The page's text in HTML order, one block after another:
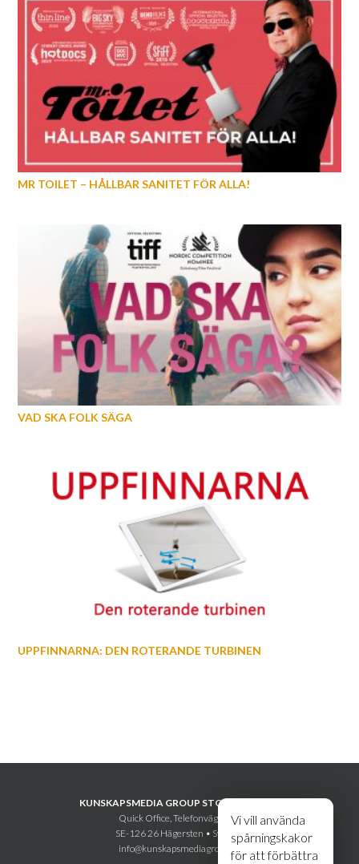
Vi vill använda
spårningskakor
för att förbättra
MR TOILET – HÅLLBAR SANITET FÖR ALLA!
VAD SKA FOLK SÄGA
UPPFINNARNA: DEN ROTERANDE TURBINEN
KUNSKAPSMEDIA GROUP STOCKHOLM AB
Quick Office, Telefonvägen 30
SE-126 26 Hägersten • Sweden
info@kunskapsmediagroup.se